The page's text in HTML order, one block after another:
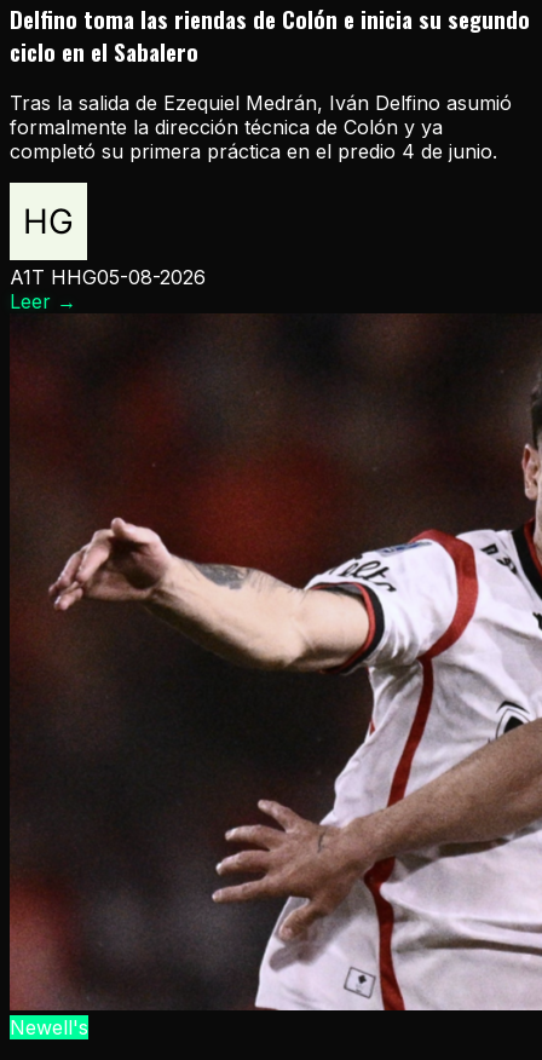
Delfino toma las riendas de Colón e inicia su segundo
ciclo en el Sabalero
Tras la salida de Ezequiel Medrán, Iván Delfino asumió
formalmente la dirección técnica de Colón y ya
completó su primera práctica en el predio 4 de junio.
A1T HHG05-08-2026
Leer →
Newell's